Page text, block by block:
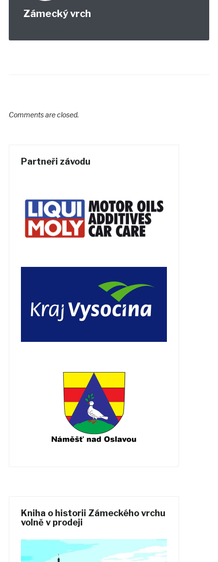
Zámecký vrch
Comments are closed.
Partneři závodu
Kniha o historii Zámeckého vrchu
volně v prodeji